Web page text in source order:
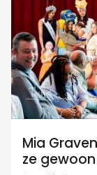
Mia
ze